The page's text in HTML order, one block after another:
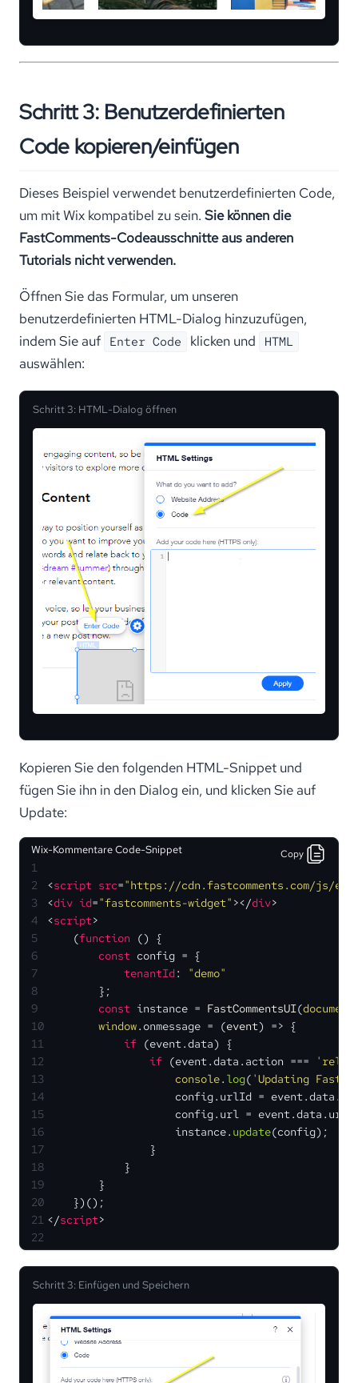
Schritt 3: Benutzerdefinierten
Code kopieren/einfügen
Dieses Beispiel verwendet benutzerdefinierten Code,
um mit Wix kompatibel zu sein. Sie können die
FastComments-Codeausschnitte aus anderen
Tutorials nicht verwenden.
Öffnen Sie das Formular, um unseren
benutzerdefinierten HTML-Dialog hinzuzufügen,
indem Sie auf Enter Code klicken und HTML
auswählen:
Schritt 3: HTML-Dialog öffnen
Kopieren Sie den folgenden HTML-Snippet und
fügen Sie ihn in den Dialog ein, und klicken Sie auf
Update:
Wix-Kommentare Code-Snippet Copy
1
2
<script src="https://cdn.fastcomments.com/js/
3
<div id="fastcomments-widget" ></div>
4
<script>
5
    (
function () {
6
const config = {
7
tenantId:
"demo"
8
        };
9
const instance = FastCommentsUI(document
10
window. onmessage = (event) => {
11
if (event.data) {
12
if (event.data . action ===
13
console. log( 'Updating
14
                    config.
urlId = event.data .
15
                    config.
url = event.data . url
16
                    instance.
update(config);
17
                }
18
            }
19
        }
20
    })();
21 </script>
22
Schritt 3: Einfügen und Speichern